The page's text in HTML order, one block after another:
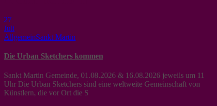
27
Juli
AllgemeinSankt Martin
Die Urban Sketchers kommen
Sankt Martin Gemeinde, 01.08.2026 & 16.08.2026 jeweils um 11
Uhr Die Urban Sketchers sind eine weltweite Gemeinschaft von
Künstlern, die vor Ort die S